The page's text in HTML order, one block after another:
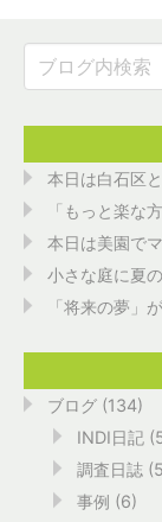
本日は白石区
「もっと楽な
本日は美園で
小さな庭に夏
「将来の夢」
ブログ (134)
INDI日記
調査日誌
事例 (6)